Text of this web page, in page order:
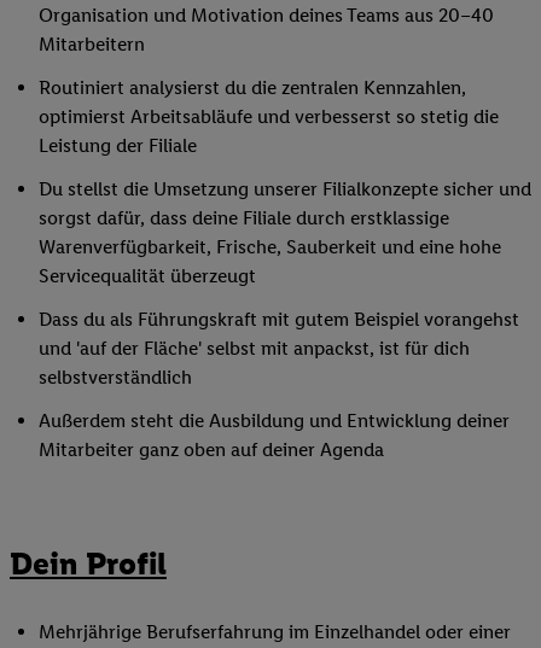
Organisation und Motivation deines Teams aus 20–40
Mitarbeitern
Routiniert analysierst du die zentralen Kennzahlen,
optimierst Arbeitsabläufe und verbesserst so stetig die
Leistung der Filiale
Du stellst die Umsetzung unserer Filialkonzepte sicher und
sorgst dafür, dass deine Filiale durch erstklassige
Warenverfügbarkeit, Frische, Sauberkeit und eine hohe
Servicequalität überzeugt
Dass du als Führungskraft mit gutem Beispiel vorangehst
und 'auf der Fläche' selbst mit anpackst, ist für dich
selbstverständlich
Außerdem steht die Ausbildung und Entwicklung deiner
Mitarbeiter ganz oben auf deiner Agenda
Dein Profil
Mehrjährige Berufserfahrung im Einzelhandel oder einer